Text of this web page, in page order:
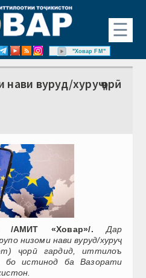
☰
"Ховар FM"
вуруд/хуруҷ ҷорӣ
/АМИТ «Ховар»/.
Дар
низоми нави вуруд/хуруҷ
ҷорӣ гардид, иттилоъ
бо истинод ба Вазорати